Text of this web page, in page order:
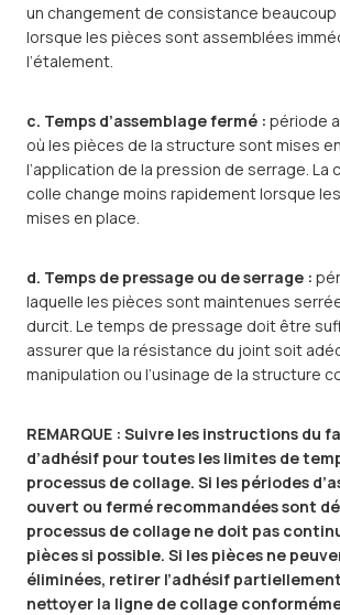
un changement de consistance
lorsque les pièces sont assemblées
l’étalement.
c. Temps d’assemblage fermé : période
où les pièces de la structure sont mises
l’application de la pression de serrage. La
colle change moins rapidement lorsque
mises en place.
d. Temps de pressage ou de serrage :
laquelle les pièces sont maintenues
durcit. Le temps de pressage doit être
assurer que la résistance du joint soit
manipulation ou l’usinage de la structure
REMARQUE : Suivre les instructions du
d’adhésif pour toutes les limites de
processus de collage. Si les périodes
ouvert ou fermé recommandées sont
processus de collage ne doit pas
pièces si possible. Si les pièces ne
éliminées, retirer l’adhésif
nettoyer la ligne de collage